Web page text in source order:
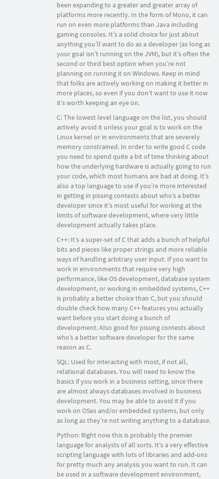
been expanding to a greater and greater array of
platforms more recently. In the form of Mono, it can
run on even more platforms than Java including
gaming consoles. It’s a solid choice for just about
anything you’ll want to do as a developer (as long as
your goal isn’t running on the JVM), but it’s often the
second or third best option when you’re not
planning on running it on Windows. Keep in mind
that folks are actively working on making it better in
more places, so even if you don’t want to use it now
it’s worth keeping an eye on.
C: The lowest level language on the list, you should
actively avoid it unless your goal is to work on the
Linux kernel or in environments that are severely
memory constrained. In order to write good C code
you need to spend quite a bit of time thinking about
how the underlying hardware is actually going to run
your code, which most humans are bad at doing. It’s
also a top language to use if you’re more interested
in getting in pissing contests about who’s a better
developer since it’s most useful for working at the
limits of software development, where very little
development actually takes place.
C++: It’s a super-set of C that adds a bunch of helpful
bits and pieces like proper strings and more reliable
ways of handling arbitrary user input. If you want to
work in environments that require very high
performance, like OS development, database system
development, or working in embedded systems, C++
is probably a better choice than C, but you should
double check how many C++ features you actually
want before you start doing a bunch of
development. Also good for pissing contests about
who’s a better software developer for the same
reason as C.
SQL: Used for interacting with most, if not all,
relational databases. You will need to know the
basics if you work in a business setting, since there
are almost always databases involved in business
development. You may be able to avoid it if you
work on OSes and/or embedded systems, but only
as long as they’re not writing anything to a database.
Python: Right now this is probably the premier
language for analysts of all sorts. It’s a very effective
scripting language with lots of libraries and add-ons
for pretty much any analysis you want to run. It can
be used in a software development environment,